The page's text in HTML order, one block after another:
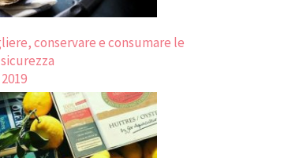
conservare e consumare le